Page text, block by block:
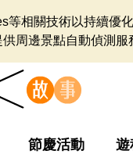
等相關技術以持續優
周邊景點自動偵測
節慶活動 遊